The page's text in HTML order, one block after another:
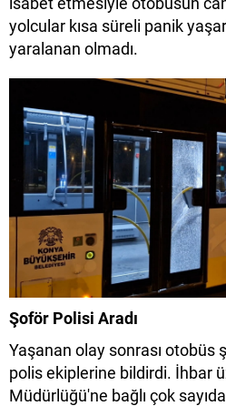
yolcular kısa süreli panik
yaralanan olmadı.
Şoför Polisi Aradı
Yaşanan olay sonrası otobüs
polis ekiplerine bildirdi. İhbar
Müdürlüğü'ne bağlı çok